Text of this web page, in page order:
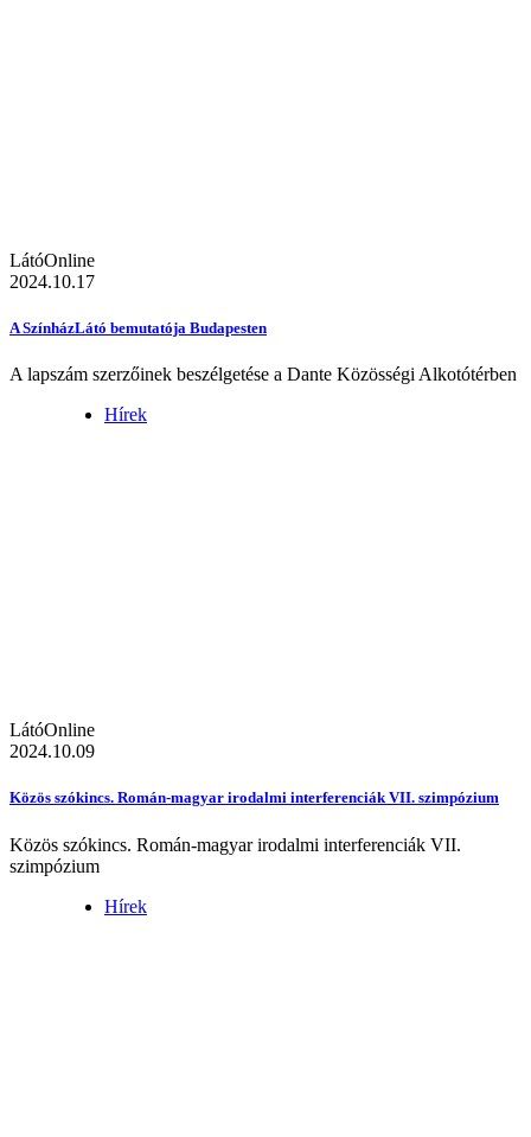
LátóOnline
2024.10.17
A SzínházLátó bemutatója Budapesten
A lapszám szerzőinek beszélgetése a Dante Közösségi Alkotótérben
Hírek
LátóOnline
2024.10.09
Közös szókincs. Román-magyar irodalmi interferenciák VII. szimpózium
Közös szókincs. Román-magyar irodalmi interferenciák VII.
szimpózium
Hírek